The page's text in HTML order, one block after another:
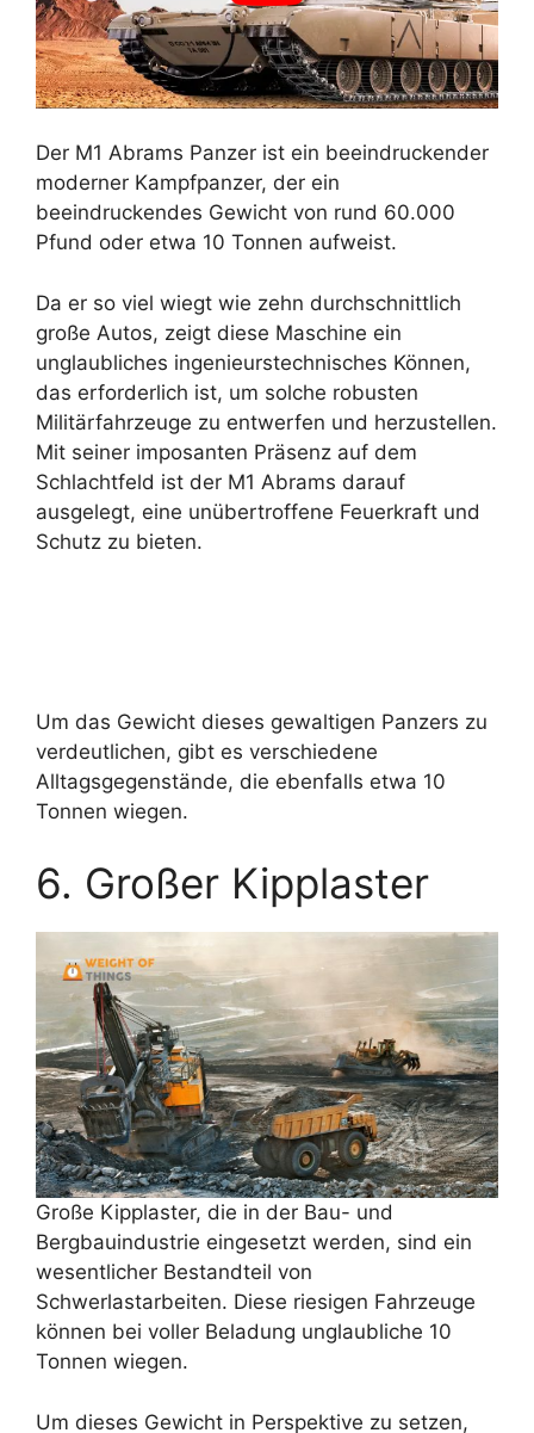
Der M1 Abrams Panzer ist ein beeindruckender
moderner Kampfpanzer, der ein
beeindruckendes Gewicht von rund 60.000
Pfund oder etwa 10 Tonnen aufweist.
Da er so viel wiegt wie zehn durchschnittlich
große Autos, zeigt diese Maschine ein
unglaubliches ingenieurstechnisches Können,
das erforderlich ist, um solche robusten
Militärfahrzeuge zu entwerfen und herzustellen.
Mit seiner imposanten Präsenz auf dem
Schlachtfeld ist der M1 Abrams darauf
ausgelegt, eine unübertroffene Feuerkraft und
Schutz zu bieten.
Um das Gewicht dieses gewaltigen Panzers zu
verdeutlichen, gibt es verschiedene
Alltagsgegenstände, die ebenfalls etwa 10
Tonnen wiegen.
6. Großer Kipplaster
Große Kipplaster, die in der Bau- und
Bergbauindustrie eingesetzt werden, sind ein
wesentlicher Bestandteil von
Schwerlastarbeiten. Diese riesigen Fahrzeuge
können bei voller Beladung unglaubliche 10
Tonnen wiegen.
Um dieses Gewicht in Perspektive zu setzen,